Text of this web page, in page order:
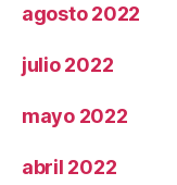
agosto 2022
julio 2022
mayo 2022
abril 2022